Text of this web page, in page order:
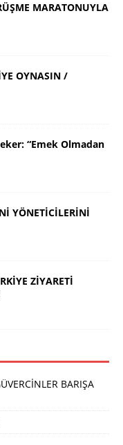
MARATONUYLA
OYNASIN /
“Emek Olmadan
YÖNETİCİLERİNİ
ZİYARETİ
BARIŞA